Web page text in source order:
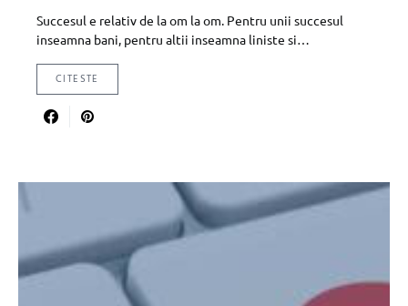
Succesul e relativ de la om la om. Pentru unii succesul
inseamna bani, pentru altii inseamna liniste si…
CITESTE